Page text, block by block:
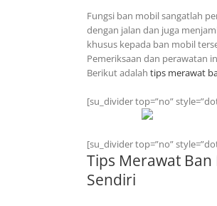
Fungsi ban mobil sangatlah
dengan jalan dan juga
khusus kepada ban mobil
Pemeriksaan dan perawatan
Berikut adalah tips merawat
[su_divider top=”no”
[su_divider top=”no”
Tips Merawat Ban
Sendiri